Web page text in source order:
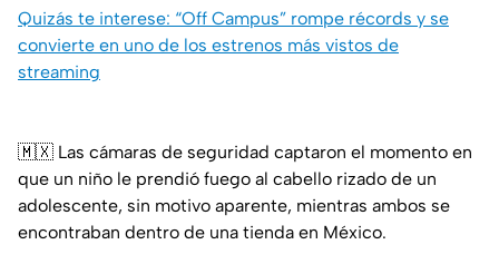
Quizás te interese: “Off Campus” rompe récords y se
convierte en uno de los estrenos más vistos de
streaming
🇲🇽 Las cámaras de seguridad captaron el momento en
que un niño le prendió fuego al cabello rizado de un
adolescente, sin motivo aparente, mientras ambos se
encontraban dentro de una tienda en México.